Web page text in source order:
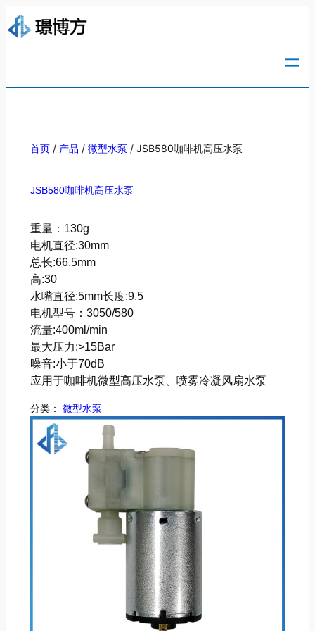
首页 / 产品 / 微型水泵 / JSB580咖啡机高压水泵
JSB580咖啡机高压水泵
重量：130g
电机直径:30mm
总长:66.5mm
高:30
水嘴直径:5mm长度:9.5
电机型号：3050/580
流量:400ml/min
最大压力:>15Bar
噪音:小于70dB
应用于咖啡机微型高压水泵、喷雾冷凝风扇水泵
分类： 微型水泵